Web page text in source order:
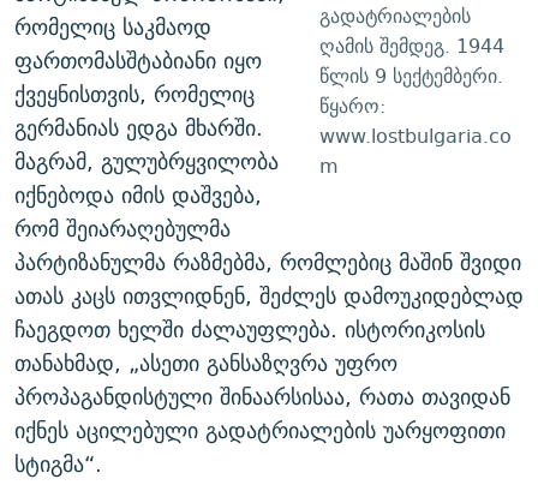
გადატრიალების
ღამის შემდეგ. 1944
წლის 9 სექტემბერი.
წყარო:
www.lostbulgaria.co
m
რომელიც საკმაოდ
ფართომასშტაბიანი იყო
ქვეყნისთვის, რომელიც
გერმანიას ედგა მხარში.
მაგრამ, გულუბრყვილობა
იქნებოდა იმის დაშვება,
რომ შეიარაღებულმა
პარტიზანულმა რაზმებმა, რომლებიც მაშინ შვიდი
ათას კაცს ითვლიდნენ, შეძლეს დამოუკიდებლად
ჩაეგდოთ ხელში ძალაუფლება. ისტორიკოსის
თანახმად, „ასეთი განსაზღვრა უფრო
პროპაგანდისტული შინაარსისაა, რათა თავიდან
იქნეს აცილებული გადატრიალების უარყოფითი
სტიგმა“.